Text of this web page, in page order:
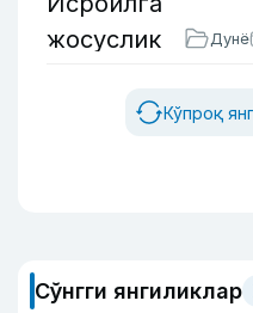
Дунё
Кўпроқ
Сўнгги янгиликлар